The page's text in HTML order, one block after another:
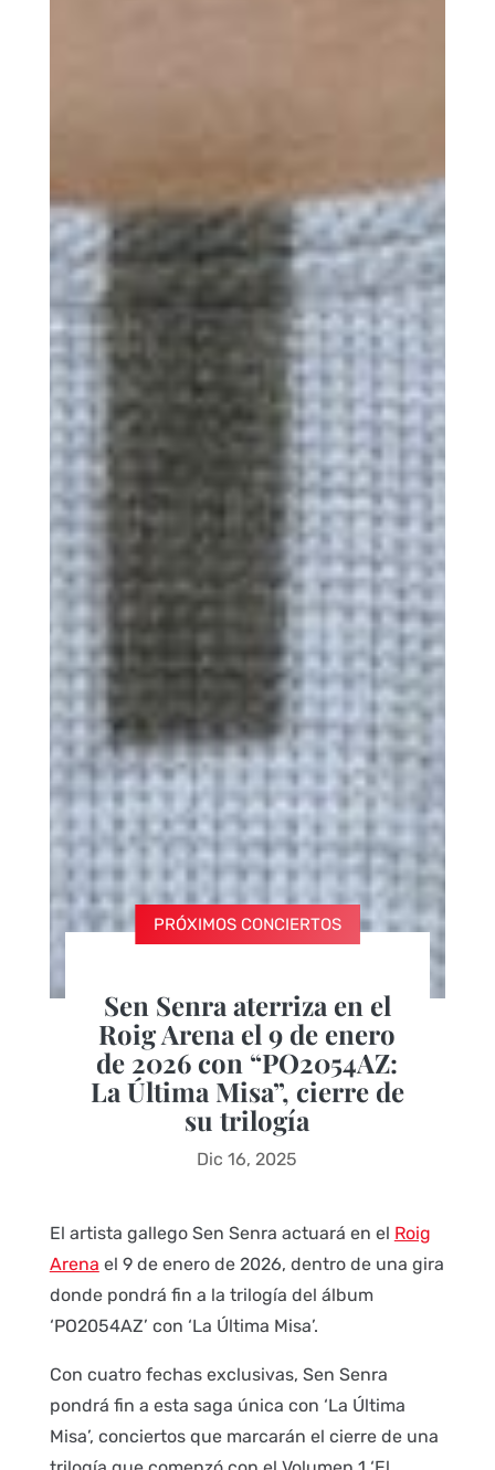
PRÓXIMOS CONCIERTOS
Sen Senra aterriza en el
Roig Arena el 9 de enero
de 2026 con “PO2054AZ:
La Última Misa”, cierre de
su trilogía
Dic 16, 2025
El artista gallego Sen Senra actuará en el Roig
Arena el 9 de enero de 2026, dentro de una gira
donde pondrá fin a la trilogía del álbum
‘PO2054AZ’ con ‘La Última Misa’.
Con cuatro fechas exclusivas, Sen Senra
pondrá fin a esta saga única con ‘La Última
Misa’, conciertos que marcarán el cierre de una